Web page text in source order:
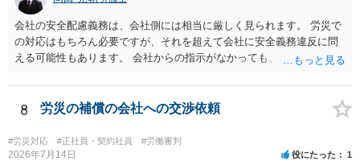
会社の安全配慮義務は、会社側には相当に厳しく見られます。 労災で
の対応はもちろん必要ですが、それを超えて会社に安全義務違反に問
える可能性もあります。 会社からの指示がなかっても、逆に危険な作
実地指導をしていないことが問題になった事例もあります。ですの
で、指示が無ければ免責されるわけではありません。責任追及の交渉
8 労災の補償の会社への交渉依頼
#労災対応 #正社員・契約社員 #労働審判
2026年7月14日 役にたった 1